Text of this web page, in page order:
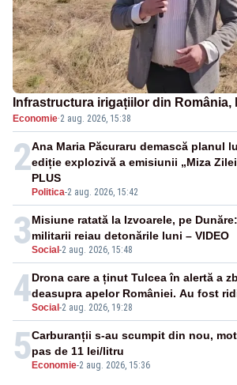
Infrastructura irigațiilor din România,
Economie·2 aug. 2026, 15:38
2
Politica-2 aug. 2026, 15:42
Ana Maria Păcuraru demască planul
ediție explozivă a emisiunii „Miza
PLUS
3Social -2 aug. 2026, 15:48
Misiune ratată la Izvoarele, pe
militarii reiau detonările luni – VIDEO
4Social -2 aug. 2026, 19:28
Drona care a ținut Tulcea în alertă a
deasupra apelor României. Au fost
5 Economie-2 aug. 2026, 15:36
Carburanții s-au scumpit din nou,
pas de 11 lei/litru